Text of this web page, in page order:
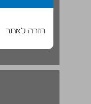
חזרה לאתר